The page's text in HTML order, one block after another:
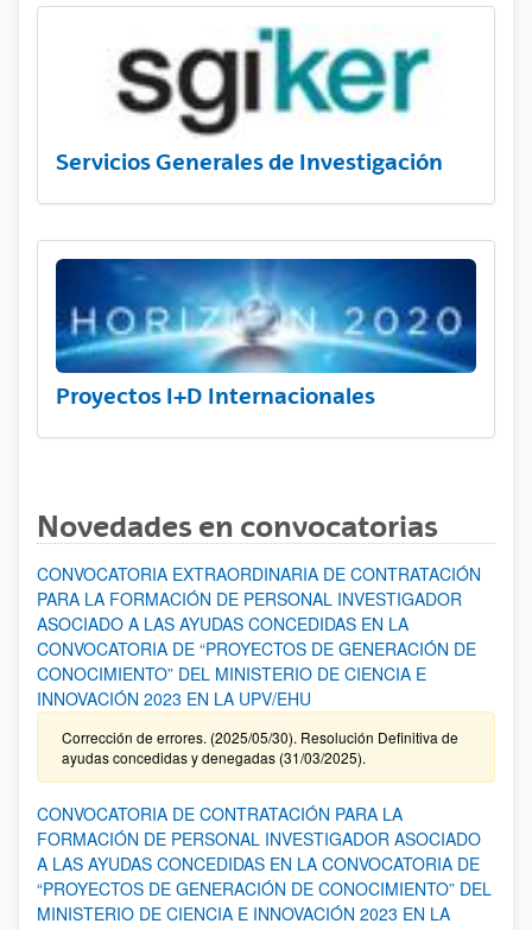
Servicios Generales de Investigación
Proyectos I+D Internacionales
Novedades en convocatorias
CONVOCATORIA EXTRAORDINARIA DE CONTRATACIÓN
PARA LA FORMACIÓN DE PERSONAL INVESTIGADOR
ASOCIADO A LAS AYUDAS CONCEDIDAS EN LA
CONVOCATORIA DE “PROYECTOS DE GENERACIÓN DE
CONOCIMIENTO” DEL MINISTERIO DE CIENCIA E
INNOVACIÓN 2023 EN LA UPV/EHU
Corrección de errores. (2025/05/30). Resolución Definitiva de
ayudas concedidas y denegadas (31/03/2025).
CONVOCATORIA DE CONTRATACIÓN PARA LA
FORMACIÓN DE PERSONAL INVESTIGADOR ASOCIADO
A LAS AYUDAS CONCEDIDAS EN LA CONVOCATORIA DE
“PROYECTOS DE GENERACIÓN DE CONOCIMIENTO” DEL
MINISTERIO DE CIENCIA E INNOVACIÓN 2023 EN LA